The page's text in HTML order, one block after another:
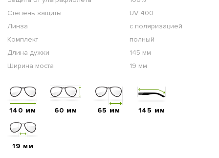
Степень защиты
UV 400
Линза
с поляризацией
Комплект
полный
Длина дужки
145 мм
Ширина моста
19 мм
140 мм 60 мм 65 мм 145 мм
19 мм